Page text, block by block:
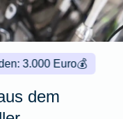
💰
3.000 Euro
dem